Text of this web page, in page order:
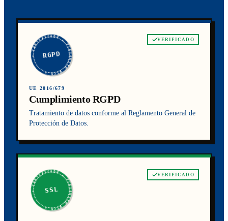
★ CERTIFICADO ★ PLATANITO RICO ★
RGPD
VERIFICADO
UE 2016/679
Cumplimiento RGPD
Tratamiento de datos conforme al Reglamento General de
Protección de Datos.
★ CERTIFICADO ★ PLATANITO RICO ★
SSL
VERIFICADO